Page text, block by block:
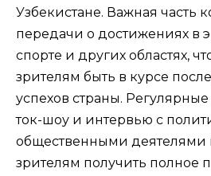
Узбекистане. Важная часть
передачи о достижениях в
спорте и других областях,
зрителям быть в курсе
успехов страны.
ток-шоу и интервью с
общественными деятелями
зрителям получить полное